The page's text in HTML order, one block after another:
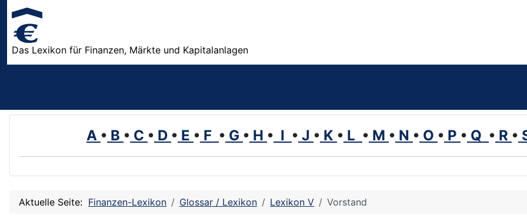
Das Lexikon für Finanzen, Märkte und Kapitalanlagen
A • B • C • D • E • F • G • H • I • J • K • L • M • N • O • P • Q • R •
Aktuelle Seite: Finanzen-Lexikon Glossar / Lexikon Lexikon V Vorstand